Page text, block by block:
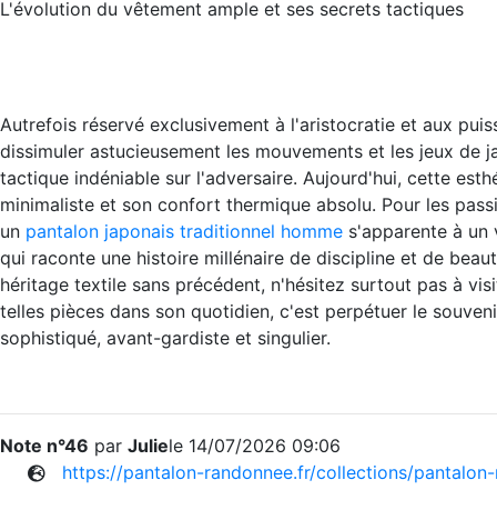
L'évolution du vêtement ample et ses secrets tactiques
Autrefois réservé exclusivement à l'aristocratie et aux
dissimuler astucieusement les mouvements et les jeux
tactique indéniable sur l'adversaire. Aujourd'hui, cette
minimaliste et son confort thermique absolu. Pour les
un pantalon japonais traditionnel homme s'apparente à un
qui raconte une histoire millénaire de discipline et de
héritage textile sans précédent, n'hésitez surtout pas à
telles pièces dans son quotidien, c'est perpétuer le
sophistiqué, avant-gardiste et singulier.
Note n°46 par Juliele 14/07/2026 09:06
https://pantalon-randonnee.fr/collections/